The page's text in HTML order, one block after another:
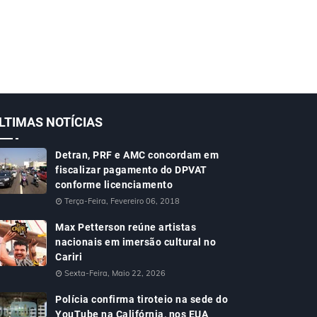
NOTÍCIAS
Detran, PRF e AMC concordam em
fiscalizar pagamento do DPVAT
conforme licenciamento
Terça-Feira, Fevereiro 06, 2018
Max Petterson reúne artistas
nacionais em imersão cultural no
Cariri
Sexta-Feira, Maio 22, 2026
Polícia confirma tiroteio na sede do
YouTube na Califórnia, nos EUA